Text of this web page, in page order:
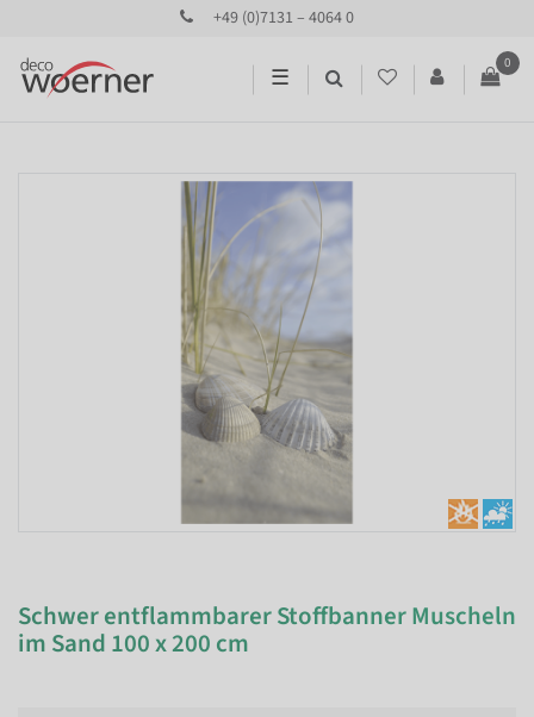
+49 (0)7131 – 4064 0
☰
0
Schwer entflammbarer Stoffbanner Muscheln
im Sand 100 x 200 cm